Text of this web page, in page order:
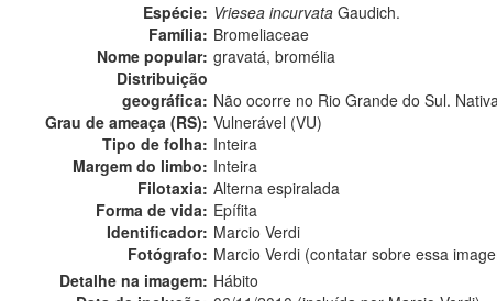
Espécie: Vriesea incurvata Gaudich.
Família: Bromeliaceae
Nome popular: gravatá, bromélia
Distribuição
geográfica: Não ocorre no Rio Grande do Sul.
Grau de ameaça (RS): Vulnerável (VU)
Tipo de folha: Inteira
Margem do limbo: Inteira
Filotaxia: Alterna espiralada
Forma de vida: Epífita
Identificador: Marcio Verdi
Fotógrafo: Marcio Verdi (contatar sobre essa
Detalhe na imagem: Hábito